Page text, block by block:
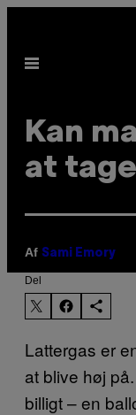
indhold
Åbn
Kan
at
Af Sami Emory
Del
Lattergas er
at blive høj
billigt – en